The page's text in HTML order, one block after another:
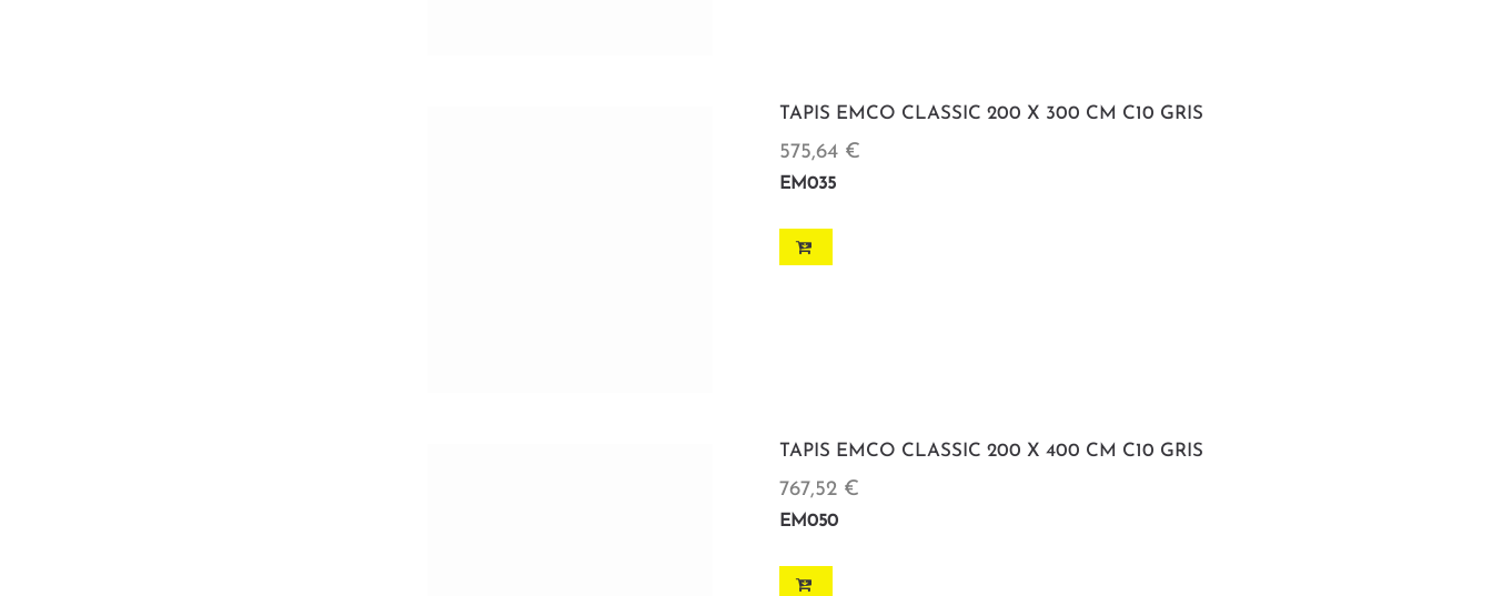
TAPIS EMCO CLASSIC 200 X 300 CM C10 GRIS
575,64 €
EM035
TAPIS EMCO CLASSIC 200 X 400 CM C10 GRIS
767,52 €
EM050